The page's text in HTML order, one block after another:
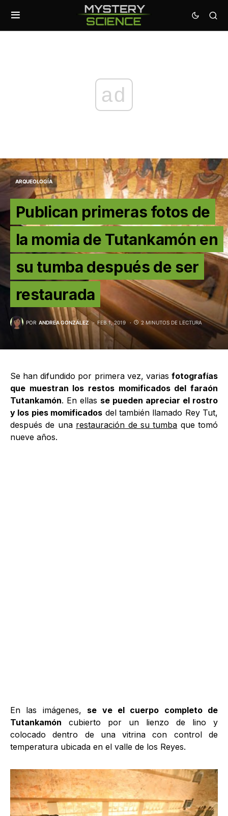
ad
ARQUEOLOGÍA
Publican primeras fotos de
la momia de Tutankamón en
su tumba después de ser
restaurada
POR ANDREA GONZÁLEZ FEB 1, 2019 2 MINUTOS DE LECTURA
Se han difundido por primera vez, varias fotografías
que muestran los restos momificados del faraón
Tutankamón. En ellas se pueden apreciar el rostro
y los pies momificados del también llamado Rey Tut,
después de una restauración de su tumba que tomó
nueve años.
En las imágenes, se ve el cuerpo completo de
Tutankamón cubierto por un lienzo de lino y
colocado dentro de una vitrina con control de
temperatura ubicada en el valle de los Reyes.